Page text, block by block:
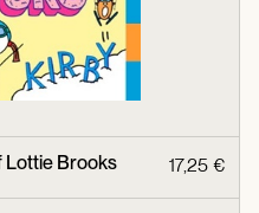
Lottie Brooks 17,25 €